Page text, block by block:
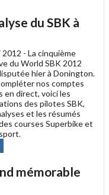
du SBK à
2012 - La cinquième
du World SBK 2012
hier à Donington.
nos comptes
en direct, voici les
des pilotes SBK,
et les résumés
courses Superbike et
mémorable